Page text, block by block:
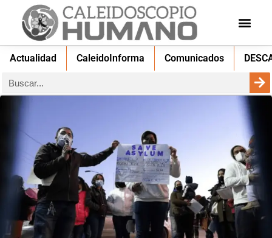
Actualidad CaleidoInforma Comunicados